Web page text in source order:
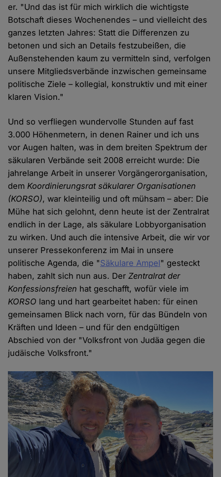
er. "Und das ist für mich wirklich die wichtigste
Botschaft dieses Wochenendes – und vielleicht des
ganzes letzten Jahres: Statt die Differenzen zu
betonen und sich an Details festzubeißen, die
Außenstehenden kaum zu vermitteln sind, verfolgen
unsere Mitgliedsverbände inzwischen gemeinsame
politische Ziele – kollegial, konstruktiv und mit einer
klaren Vision."
Und so verfliegen wundervolle Stunden auf fast
3.000 Höhenmetern, in denen Rainer und ich uns
vor Augen halten, was in dem breiten Spektrum der
säkularen Verbände seit 2008 erreicht wurde: Die
jahrelange Arbeit in unserer Vorgängerorganisation,
demKoordinierungsrat säkularer Organisationen
(KORSO), war kleinteilig und oft mühsam – aber: Die
Mühe hat sich gelohnt, denn heute ist der Zentralrat
endlich in der Lage, als säkulare Lobbyorganisation
zu wirken. Und auch die intensive Arbeit, die wir vor
unserer Pressekonferenz im Mai in unsere
politische Agenda, die "Säkulare Ampel" gesteckt
haben, zahlt sich nun aus. DerZentralrat der
Konfessionsfreien hat geschafft, wofür viele im
KORSO lang und hart gearbeitet haben: für einen
gemeinsamen Blick nach vorn, für das Bündeln von
Kräften und Ideen – und für den endgültigen
Abschied von der "Volksfront von Judäa gegen die
judäische Volksfront."